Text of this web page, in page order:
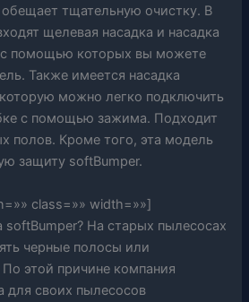
тщательную очистку. В
щелевая насадка и насадка
помощью которых вы можете
Также имеется насадка
можно легко подключить
с помощью зажима. Подходит
полов. Кроме того, эта модель
защиту softBumper.
class=»» width=»»]
softBumper? На старых пылесосах
черные полосы или
этой причине компания
для своих пылесосов